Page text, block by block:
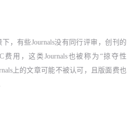
下，有些Journals没有同行评审，创刊的
费用，这类Journals也被称为“掠夺性
上的文章可能不被认可，且版面费也